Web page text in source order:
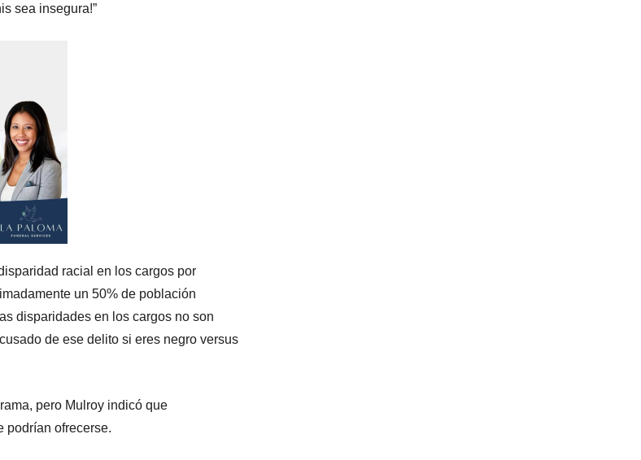
sea insegura!”
racial en los cargos por
un 50% de población
disparidades en los cargos no son
de ese delito si eres negro versus
pero Mulroy indicó que
podrían ofrecerse.